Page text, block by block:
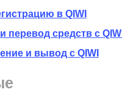
в QIWI
перевод средств c QIWI
и вывод с QIWI